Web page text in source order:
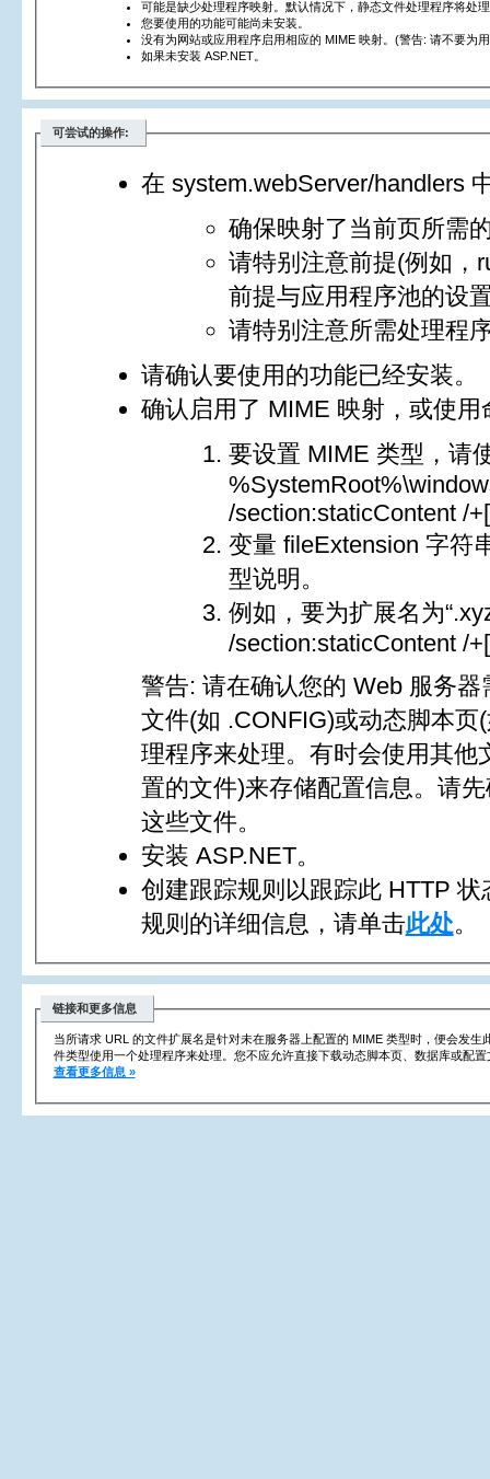
可能是缺少处理程序映射。默认情况下，静态文件处理程序将处
您要使用的功能可能尚未安装。
没有为网站或应用程序启用相应的 MIME 映射。(警告: 请不要为
如果未安装 ASP.NET。
可尝试的操作:
在 system.webServer/handlers
确保映射了当前页所需
请特别注意前提(例如，
前提与应用程序池的设
请特别注意所需处理程
请确认要使用的功能已经安装。
确认启用了 MIME 映射，或使
要设置 MIME 类型，请
/section:staticContent /
变量 fileExtension 字符
型说明。
例如，要为扩展名为
/section:staticContent /
警告: 请在确认您的 Web 服务
文件(如 .CONFIG)或动态脚本
理程序来处理。有时会使用其他
置的文件)来存储配置信息。请
这些文件。
安装 ASP.NET。
创建跟踪规则以跟踪此 HTTP
规则的详细信息，请单击此处。
链接和更多信息
当所请求 URL 的文件扩展名是针对未在服务器上配置的 MIME 类型时，便会发
件类型使用一个处理程序来处理。您不应允许直接下载动态脚本页、数据库或配置
查看更多信息 »